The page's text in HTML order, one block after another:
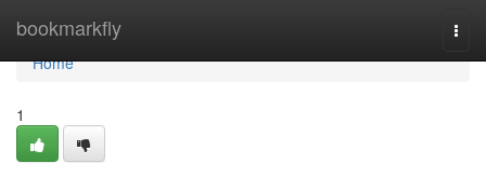
bookmarkfly
Home
Home
1